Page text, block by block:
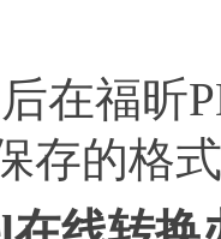
福昕
存的格